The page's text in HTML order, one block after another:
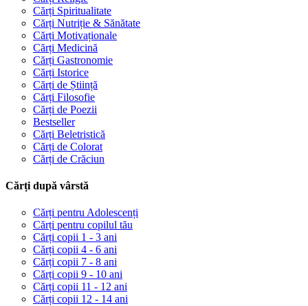
Cărți Spiritualitate
Cărți Nutriție & Sănătate
Cărți Motivaționale
Cărți Medicină
Cărți Gastronomie
Cărți Istorice
Cărți de Știință
Cărți Filosofie
Cărți de Poezii
Bestseller
Cărți Beletristică
Cărți de Colorat
Cărți de Crăciun
Cărți după vârstă
Cărți pentru Adolescenți
Cărți pentru copilul tău
Cărți copii 1 - 3 ani
Cărți copii 4 - 6 ani
Cărți copii 7 - 8 ani
Cărți copii 9 - 10 ani
Cărți copii 11 - 12 ani
Cărți copii 12 - 14 ani